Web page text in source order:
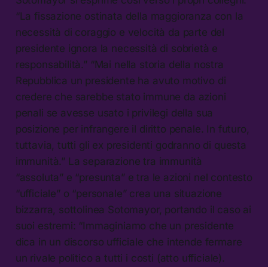
“La fissazione ostinata della maggioranza con la
necessità di coraggio e velocità da parte del
presidente ignora la necessità di sobrietà e
responsabilità.” “Mai nella storia della nostra
Repubblica un presidente ha avuto motivo di
credere che sarebbe stato immune da azioni
penali se avesse usato i privilegi della sua
posizione per infrangere il diritto penale. In futuro,
tuttavia, tutti gli ex presidenti godranno di questa
immunità.” La separazione tra immunità
“assoluta” e “presunta” e tra le azioni nel contesto
“ufficiale” o “personale” crea una situazione
bizzarra, sottolinea Sotomayor, portando il caso ai
suoi estremi: “Immaginiamo che un presidente
dica in un discorso ufficiale che intende fermare
un rivale politico a tutti i costi (atto ufficiale).